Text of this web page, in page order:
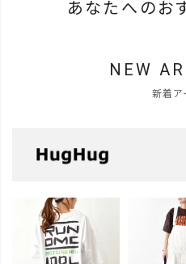
あなたへのお
NEW
新着ア